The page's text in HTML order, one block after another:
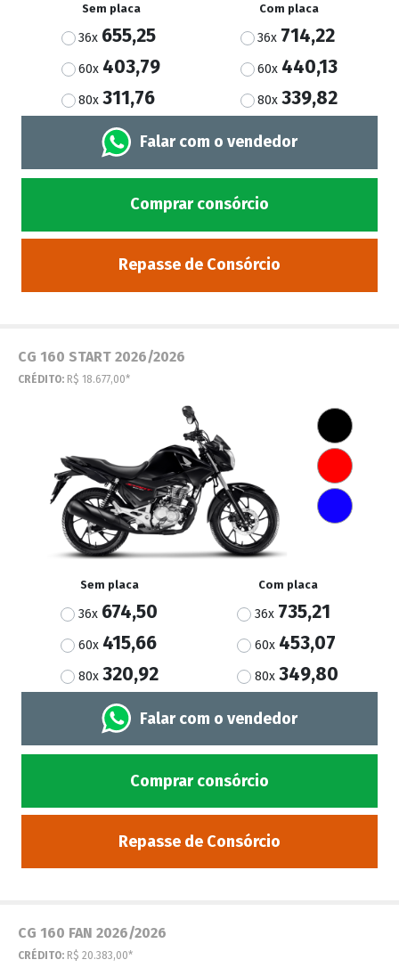
Sem placa
36x 655,25
60x 403,79
80x311,76
Com placa
36x 714,22
60x 440,13
80x339,82
Falar com o vendedor
Comprar consórcio
Repasse de Consórcio
CG 160 START 2026/2026
CRÉDITO: R$ 18.677,00*
Sem placa
36x 674,50
60x 415,66
80x 320,92
Com placa
36x 735,21
60x 453,07
80x 349,80
Falar com o vendedor
Comprar consórcio
Repasse de Consórcio
CG 160 FAN 2026/2026
CRÉDITO: R$ 20.383,00*